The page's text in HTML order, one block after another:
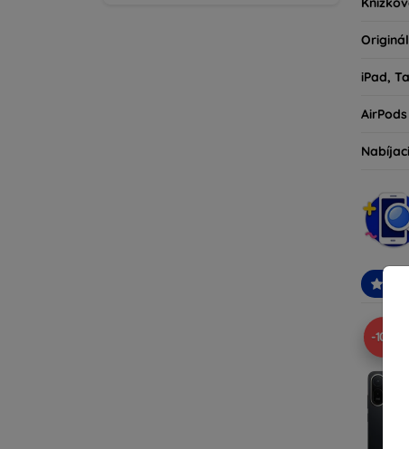
Originál
iPad,
AirPods
-10%